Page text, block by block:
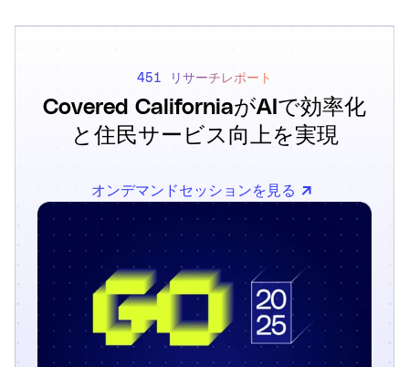
451 リサーチレポート
Covered CaliforniaがAIで効率化
と住民サービス向上を実現
オンデマンドセッションを見る